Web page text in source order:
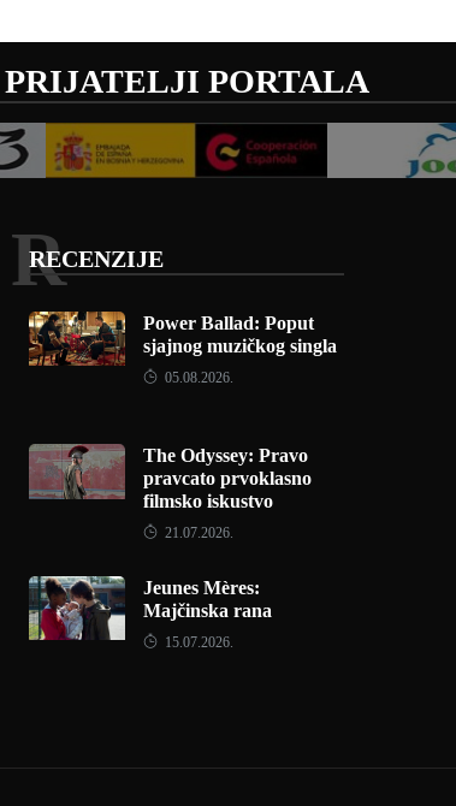
PRIJATELJI PORTALA
RECENZIJE
R
Power Ballad: Poput
sjajnog muzičkog singla
05.08.2026.
The Odyssey: Pravo
pravcato prvoklasno
filmsko iskustvo
21.07.2026.
Jeunes Mères:
Majčinska rana
15.07.2026.